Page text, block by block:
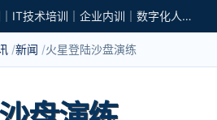
艾威培训｜职业认证培训｜IT技术培训｜企业内训｜数字化人才培养
新闻 火星登陆沙盘演练